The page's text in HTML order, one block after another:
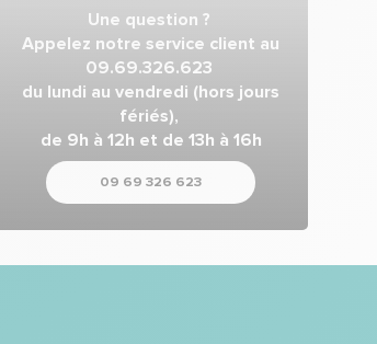
Une question ?
Appelez notre service client au
09.69.326.623
du lundi au vendredi (hors jours
fériés),
de 9h à 12h et de 13h à 16h
09 69 326 623